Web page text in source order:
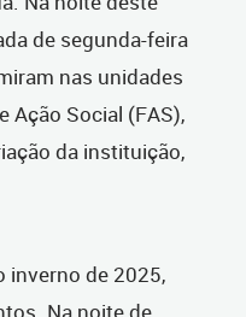
de segunda-feira
nas unidades
Ação Social (FAS),
da instituição,
inverno de 2025,